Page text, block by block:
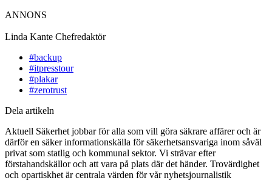
ANNONS
Linda Kante Chefredaktör
#backup
#itpresstour
#plakar
#zerotrust
Dela artikeln
Aktuell Säkerhet jobbar för alla som vill göra säkrare affärer och är
därför en säker informationskälla för säkerhetsansvariga inom såväl
privat som statlig och kommunal sektor. Vi strävar efter
förstahandskällor och att vara på plats där det händer. Trovärdighet
och opartiskhet är centrala värden för vår nyhetsjournalistik